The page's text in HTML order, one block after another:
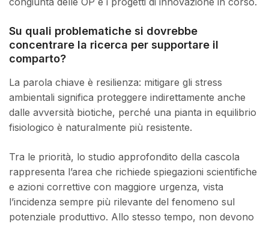
Su quali problematiche si dovrebbe
concentrare la ricerca per supportare il
comparto?
La parola chiave è resilienza: mitigare gli stress
ambientali significa proteggere indirettamente anche
dalle avversità biotiche, perché una pianta in equilibrio
fisiologico è naturalmente più resistente.
Tra le priorità, lo studio approfondito della cascola
rappresenta l’area che richiede spiegazioni scientifiche
e azioni correttive con maggiore urgenza, vista
l’incidenza sempre più rilevante del fenomeno sul
potenziale produttivo. Allo stesso tempo, non devono